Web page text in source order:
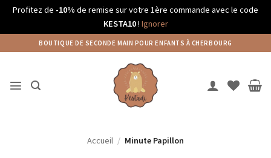
Profitez de -10% de remise sur votre 1ère commande avec le code
KESTA10! Ignorer
au
BOUTIQUE DE SECONDE MAIN POUR ENFANTS À CHERBOURG
Accueil / Minute Papillon